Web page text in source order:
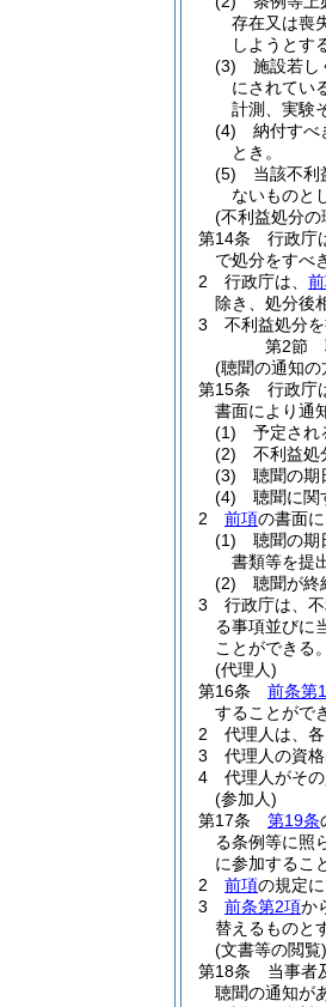
存在又は喪
しようとす
(3)
施設若し
にされてい
計測、実験
(4)
納付すべ
とき。
(5)
当該不利
ないものと
(不利益処分の
第14条
行政庁
で処分をすべ
2
行政庁は、
除き、処分後
3
不利益処分
第2節
(聴聞の通知の
第15条
行政庁
書面により通
(1)
予定され
(2)
不利益処
(3)
聴聞の期
(4)
聴聞に関
2
前項の書面
(1)
聴聞の期
書類等を提
(2)
聴聞が終
3
行政庁は、
る事項並びに
ことができる。
(代理人)
第16条
前条第
することがで
2
代理人は、
3
代理人の資
4
代理人がそ
(参加人)
第17条
第19条
る条例等に照
に参加するこ
2
前項の規定
3
前条第2項か
替えるものと
(文書等の閲覧)
第18条
当事者
聴聞の通知が